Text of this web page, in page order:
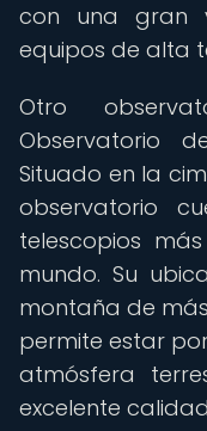
con una gran
equipos de alta
Otro
Observatorio
Situado en la
observatorio
telescopios
mundo. Su
montaña de
permite estar
atmósfera
excelente